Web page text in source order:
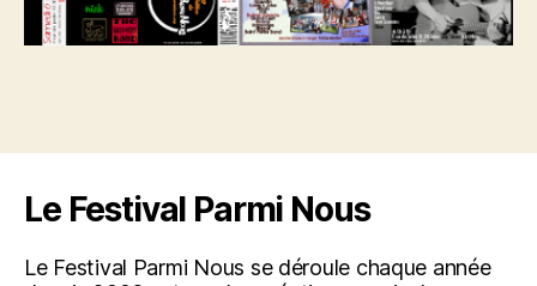
Le Festival Parmi Nous
Le Festival Parmi Nous se déroule chaque année